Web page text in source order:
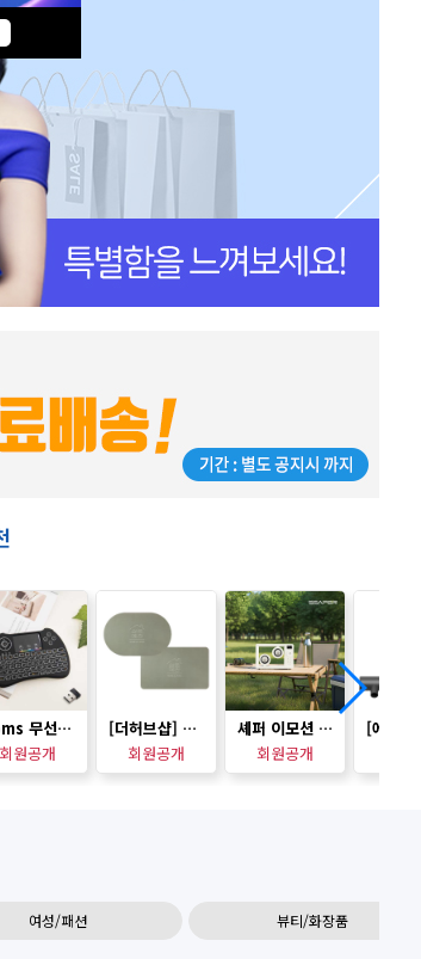
Coms 무선 미니키보드 터치패드 멀티 소형패드 2.4GHz
회원공개
[더허브샵] 살림예찬 규조토 발매트_모양 택1
회원공개
셰퍼 이모션 블루투스 스피커 (무드등겸용) SS-J5061
회원공개
여성/패션 뷰티/화장품